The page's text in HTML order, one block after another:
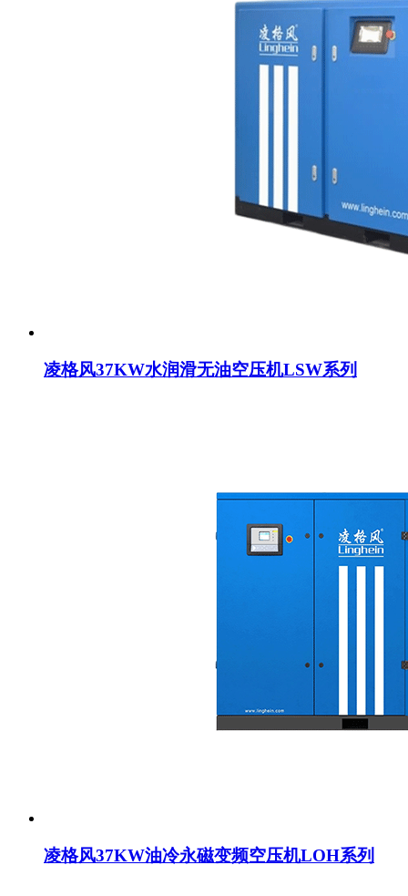
凌格风37KW水润滑无油空压机LSW系列
凌格风37KW油冷永磁变频空压机LOH系列